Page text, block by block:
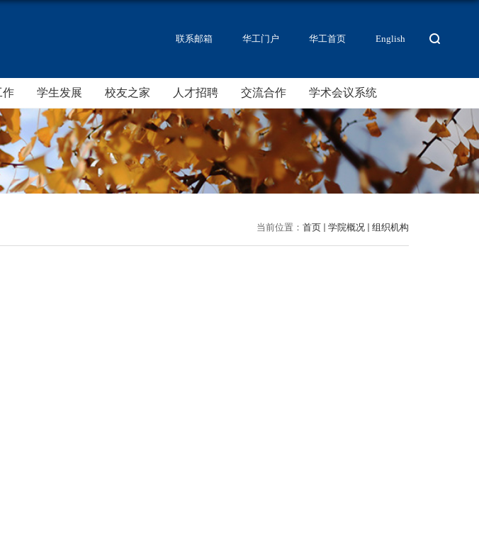
联系邮箱 华工门户 华工首页 English
作 学生发展 校友之家 人才招聘 交流合作 学术会议系统
当前位置： 首页 学院概况 组织机构